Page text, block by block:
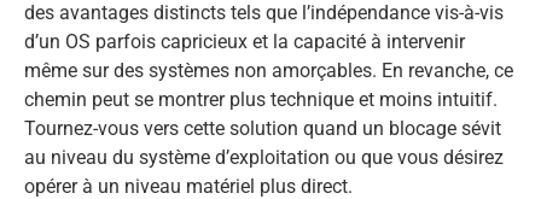
des avantages distincts tels que l’indépendance vis-à-vis
d’un OS parfois capricieux et la capacité à intervenir
même sur des systèmes non amorçables. En revanche, ce
chemin peut se montrer plus technique et moins intuitif.
Tournez-vous vers cette solution quand un blocage sévit
au niveau du système d’exploitation ou que vous désirez
opérer à un niveau matériel plus direct.